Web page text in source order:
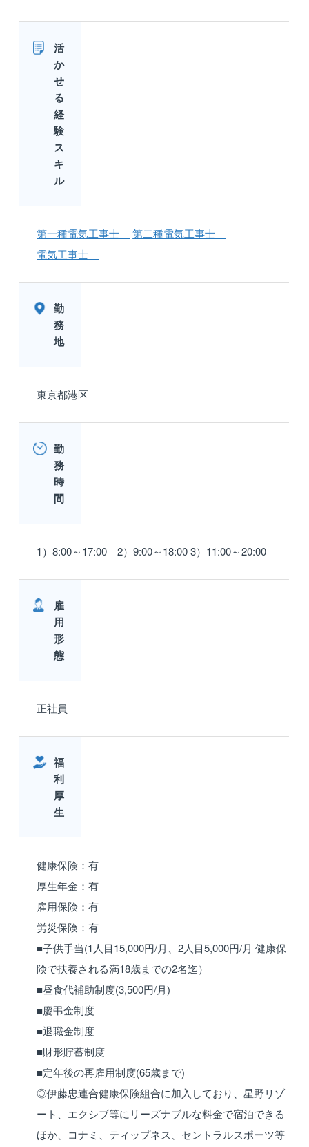
活
か
せ
る
経
験
ス
キ
ル
第一種電気工事士
第二種電気工事士
電気工事士
勤
務
地
東京都港区
勤
務
時
間
1）8:00～17:00 2）9:00～18:00 3）11:00～20:00
雇
用
形
態
正社員
福
利
厚
生
健康保険：有
厚生年金：有
雇用保険：有
労災保険：有
■子供手当(1人目15,000円/月、2人目5,000円/月 健康保
険で扶養される満18歳までの2名迄）
■昼食代補助制度(3,500円/月)
■慶弔金制度
■退職金制度
■財形貯蓄制度
■定年後の再雇用制度(65歳まで)
◎伊藤忠連合健康保険組合に加入しており、星野リゾ
ート、エクシブ等にリーズナブルな料金で宿泊できる
ほか、コナミ、ティップネス、セントラルスポーツ等